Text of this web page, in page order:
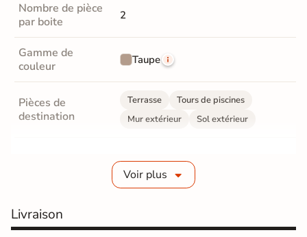
Nombre de pièce
par boite
2
Gamme de
couleur
Taupe
Pièces de
destination
Terrasse
Tours de piscines
Mur extérieur
Sol extérieur
10 mm
Coefficient
antidérapant
Voir plus
Livraison